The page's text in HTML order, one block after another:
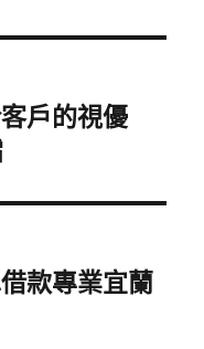
戶的視優
款專業宜蘭